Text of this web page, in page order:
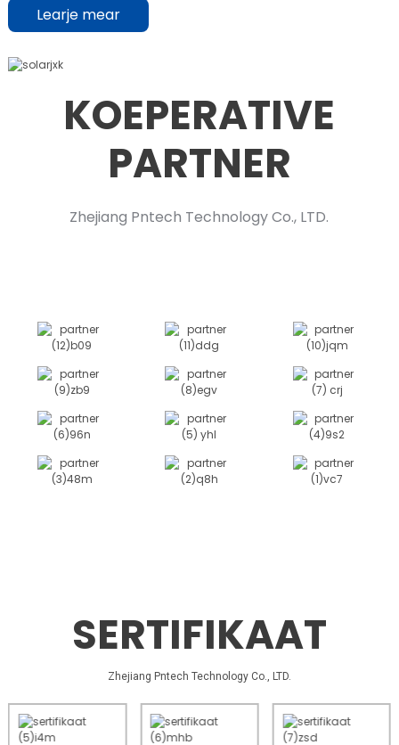
Learje mear
KOEPERATIVE
PARTNER
Zhejiang Pntech Technology Co., LTD.
SERTIFIKAAT
Zhejiang Pntech Technology Co., LTD.